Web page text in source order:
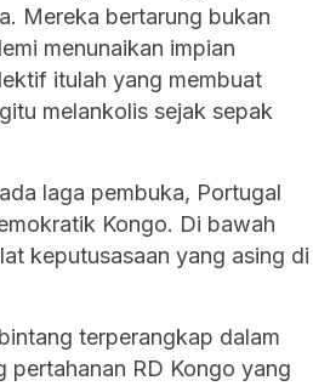
Mereka bertarung bukan
menunaikan impian
itulah yang membuat
melankolis sejak sepak
laga pembuka, Portugal
Kongo. Di bawah
keputusasaan yang asing di
terperangkap dalam
pertahanan RD Kongo yang